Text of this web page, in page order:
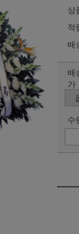
상
적
배
배
가
수